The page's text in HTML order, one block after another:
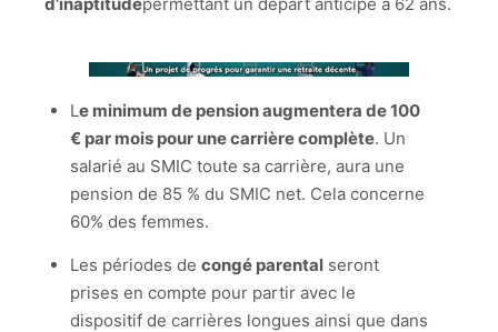
Le minimum de pension augmentera de 100
€ par mois pour une carrière complète. Un
salarié au SMIC toute sa carrière, aura une
pension de 85 % du SMIC net. Cela concerne
60% des femmes.
Les périodes de congé parentalseront
prises en compte pour partir avec le
dispositif de carrières longues ainsi que dans